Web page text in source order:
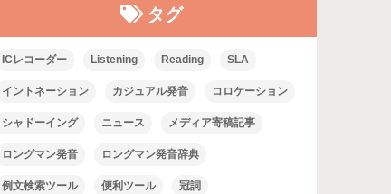
タグ
ICレコーダー Listening Reading SLA
イントネーション カジュアル発音 コロケーション
シャドーイング ニュース メディア寄稿記事
ロングマン発音 ロングマン発音辞典
例文検索ツール 便利ツール 冠詞